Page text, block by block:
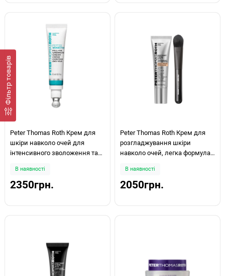
Фiльтр товарів
Peter Thomas Roth Крем для
шкіри навколо очей для
інтенсивного зволоження та
Peptide Skinjection™ Fill + Fix
Under-Eye Cream 15мл
В наявності
2350грн.
Peter Thomas Roth Крем для
розгладжування шкіри
навколо очей, легка формула
Tightener Easy Wear Formula
20мл
В наявності
2050грн.